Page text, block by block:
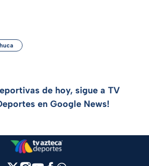
de hoy, sigue a TV
en Google News!